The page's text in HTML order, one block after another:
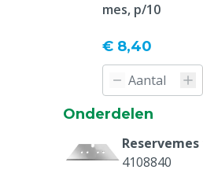
mes, p/10
€ 8,40
Onderdelen
4108840